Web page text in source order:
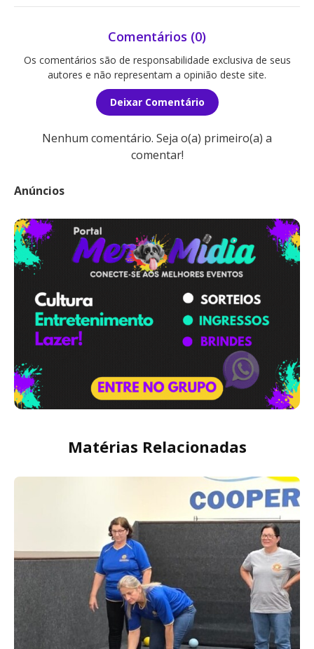
Comentários (0)
Os comentários são de responsabilidade exclusiva de seus
autores e não representam a opinião deste site.
Deixar Comentário
Nenhum comentário. Seja o(a) primeiro(a) a
comentar!
Anúncios
Matérias Relacionadas